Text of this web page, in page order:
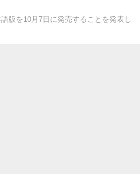
版を10月7日に発売することを発表し